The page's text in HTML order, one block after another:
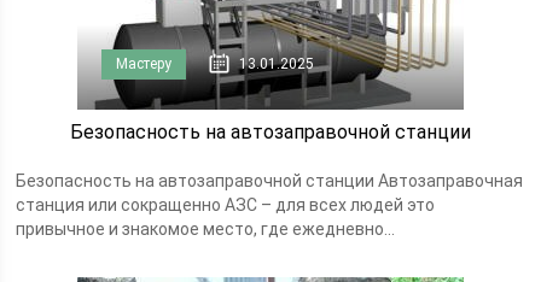
Мастеру 13.01.2025
Безопасность на автозаправочной станции
Безопасность на автозаправочной станции Автозаправочная
станция или сокращенно АЗС – для всех людей это
привычное и знакомое место, где ежедневно...